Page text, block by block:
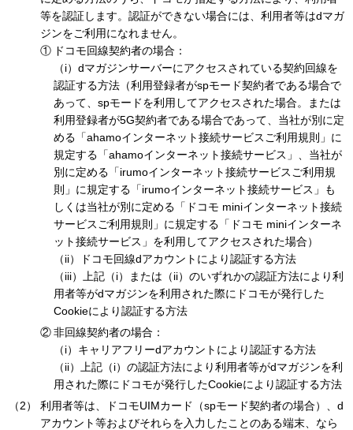
等を認証します。認証ができない場合には、利用者等はdマガ
ジンをご利用になれません。
ドコモ回線契約者の場合：
（i）dマガジンサーバーにアクセスされている契約回線を
認証する方法（利用登録者がspモード契約者である場合で
あって、spモードを利用してアクセスされた場合。または
利用登録者が5G契約者である場合であって、当社が別に定
める「ahamoインターネット接続サービスご利用規則」に
規定する「ahamoインターネット接続サービス」、当社が
別に定める「irumoインターネット接続サービスご利用規
則」に規定する「irumoインターネット接続サービス」も
しくは当社が別に定める「ドコモ miniインターネット接続
サービスご利用規則」に規定する「ドコモ miniインターネ
ット接続サービス」を利用してアクセスされた場合）
（ii）ドコモ回線dアカウントにより認証する方法
（iii）上記（i）または（ii）のいずれかの認証方法により利
用者等がdマガジンを利用された際にドコモが発行した
Cookieにより認証する方法
非回線契約者の場合：
（i）キャリアフリーdアカウントにより認証する方法
（ii）上記（i）の認証方法により利用者等がdマガジンを利
用された際にドコモが発行したCookieにより認証する方法
利用者等は、ドコモUIMカード（spモード契約者の場合）、d
アカウント等およびそれらを入力したことのある端末、なら